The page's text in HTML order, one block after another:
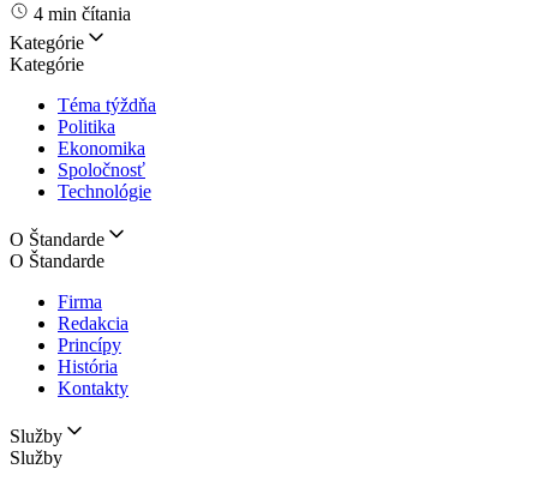
4 min čítania
Kategórie
Kategórie
Téma týždňa
Politika
Ekonomika
Spoločnosť
Technológie
O Štandarde
O Štandarde
Firma
Redakcia
Princípy
História
Kontakty
Služby
Služby